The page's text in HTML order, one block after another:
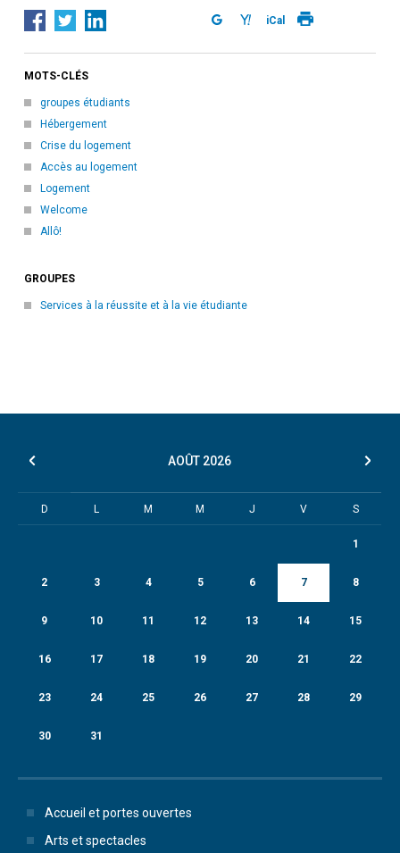
iCal
MOTS-CLÉS
groupes étudiants
Hébergement
Crise du logement
Accès au logement
Logement
Welcome
Allô!
GROUPES
Services à la réussite et à la vie étudiante
AOÛT 2026
D L M M J V S
1
2 3 4 5 6 7 8
9 10 11 12 13 14 15
16 17 18 19 20 21 22
23 24 25 26 27 28 29
30 31
Accueil et portes ouvertes
Arts et spectacles